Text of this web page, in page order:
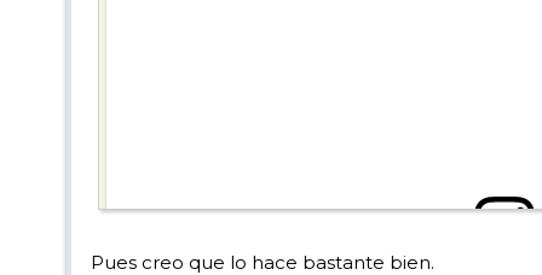
Pues creo que lo hace bastante bien.